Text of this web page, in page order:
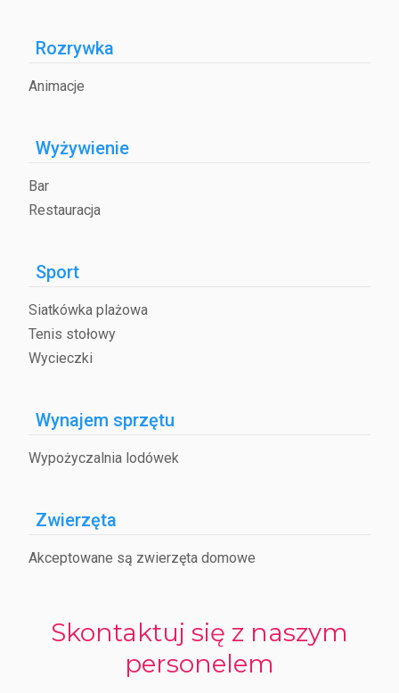
Rozrywka
Animacje
Wyżywienie
Bar
Restauracja
Sport
Siatkówka plażowa
Tenis stołowy
Wycieczki
Wynajem sprzętu
Wypożyczalnia lodówek
Zwierzęta
Akceptowane są zwierzęta domowe
Skontaktuj się z naszym
personelem